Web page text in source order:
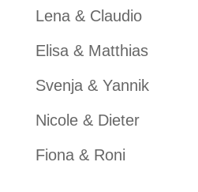
Lena & Claudio
Elisa & Matthias
Svenja & Yannik
Nicole & Dieter
Fiona & Roni